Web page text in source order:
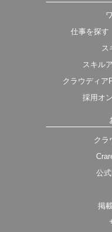
仕事を探す
ス
スキル
クラウディア
採用オ
クラ
公
掲